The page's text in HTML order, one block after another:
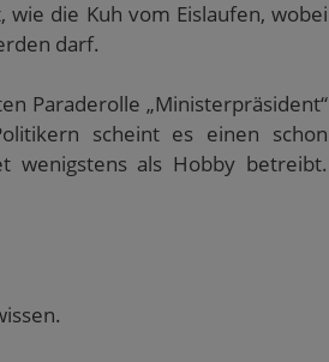
die Kuh vom Eislaufen, wobei
darf.
Paraderolle „Ministerpräsident“
scheint es einen schon
wenigstens als Hobby betreibt.